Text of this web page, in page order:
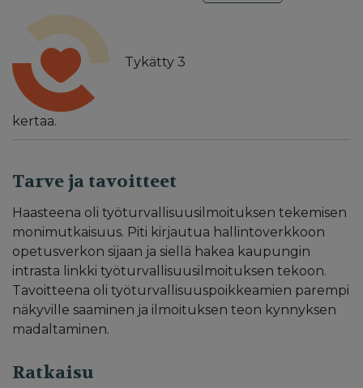
Tykätty 3
kertaa.
Tarve ja tavoitteet
Haasteena oli työturvallisuusilmoituksen tekemisen
monimutkaisuus. Piti kirjautua hallintoverkkoon
opetusverkon sijaan ja siellä hakea kaupungin
intrasta linkki työturvallisuusilmoituksen tekoon.
Tavoitteena oli työturvallisuuspoikkeamien parempi
näkyville saaminen ja ilmoituksen teon kynnyksen
madaltaminen.
Ratkaisu